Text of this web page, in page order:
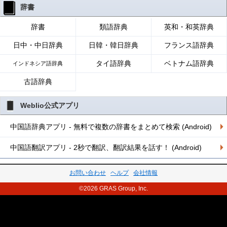
辞書
辞書 類語辞典 英和・和英辞典
日中・中日辞典 日韓・韓日辞典 フランス語辞典
インドネシア語辞典 タイ語辞典 ベトナム語辞典
古語辞典
Weblio公式アプリ
中国語辞典アプリ - 無料で複数の辞書をまとめて検索 (Android)
中国語翻訳アプリ - 2秒で翻訳、翻訳結果を話す！ (Android)
お問い合わせ ヘルプ 会社情報
©2026 GRAS Group, Inc.